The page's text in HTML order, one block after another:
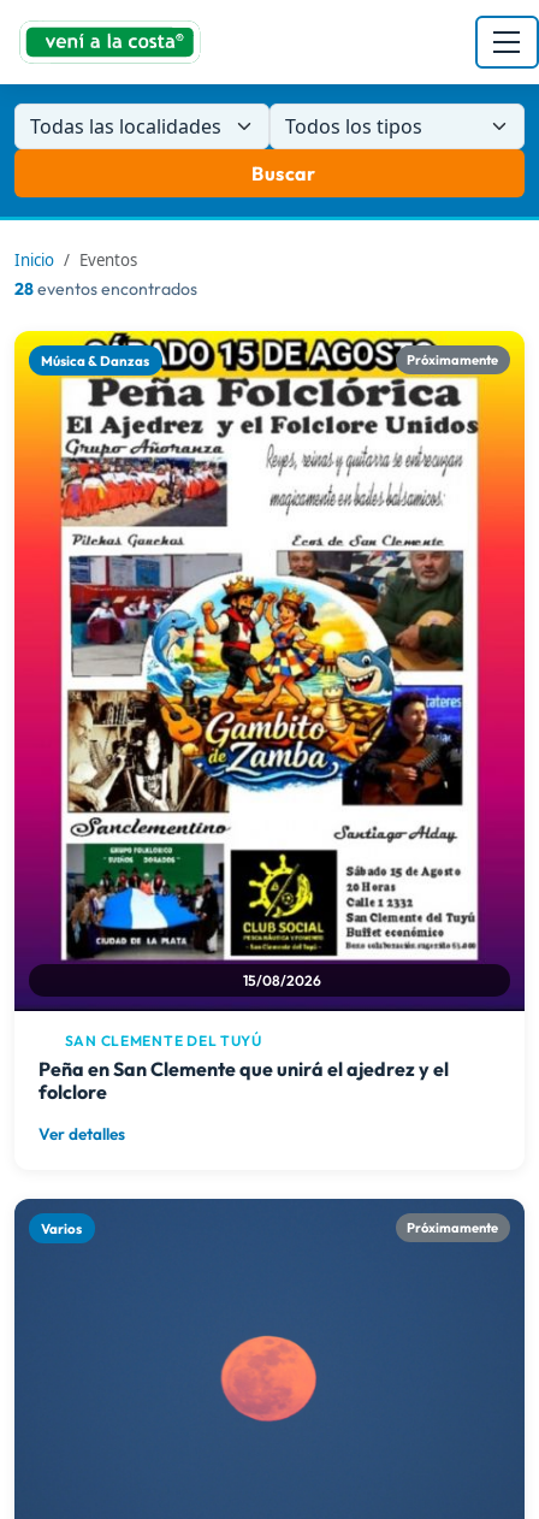
Todas las localidades Todos los tipos
Buscar
Inicio
Eventos
28eventos encontrados
Música & Danzas Próximamente
15/08/2026
SAN CLEMENTE DEL TUYÚ
Peña en San Clemente que unirá el ajedrez y el
folclore
Ver detalles
Varios Próximamente